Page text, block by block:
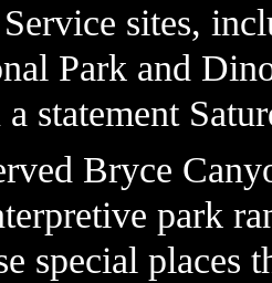
sites,
Park and
statement
Bryce
park
special places